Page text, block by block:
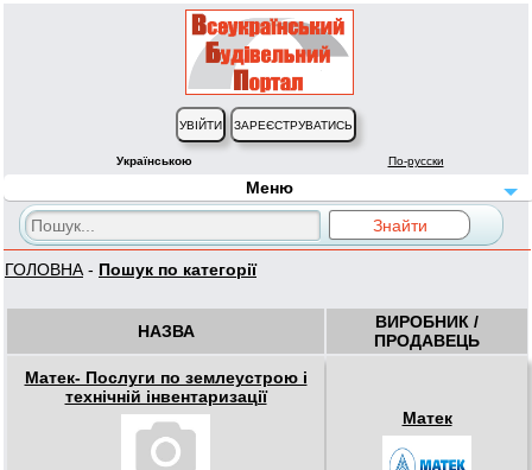
Українською По-русски
Меню
ГОЛОВНА - Пошук по категорії
НАЗВА
ВИРОБНИК /
ПРОДАВЕЦЬ
Матек- Послуги по землеустрою і
технічній інвентаризації
Матек